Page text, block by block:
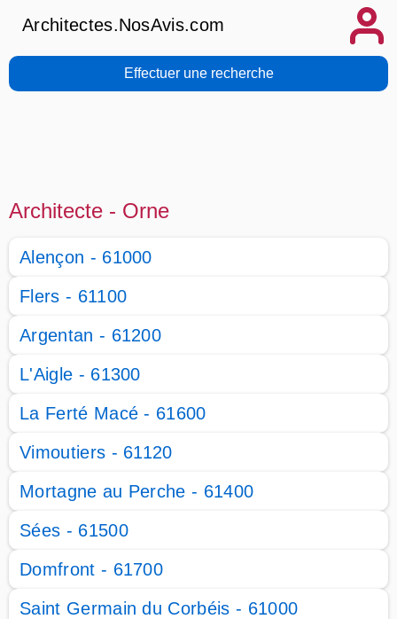
Architectes.NosAvis.com
Effectuer une recherche
Architecte - Orne
Alençon - 61000
Flers - 61100
Argentan - 61200
L'Aigle - 61300
La Ferté Macé - 61600
Vimoutiers - 61120
Mortagne au Perche - 61400
Sées - 61500
Domfront - 61700
Saint Germain du Corbéis - 61000